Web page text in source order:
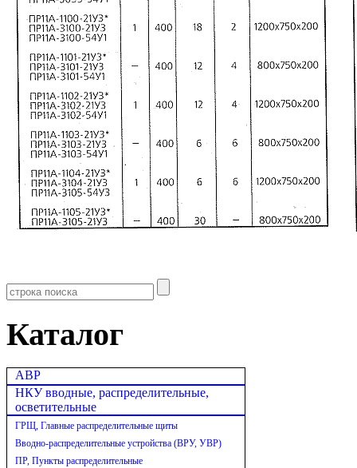
Каталог
АВР
НКУ вводные, распределительные,
осветительные
ГРЩ, Главные распределительные щиты
Вводно-распределительные устройства (ВРУ, УВР)
ПР, Пункты распределительные